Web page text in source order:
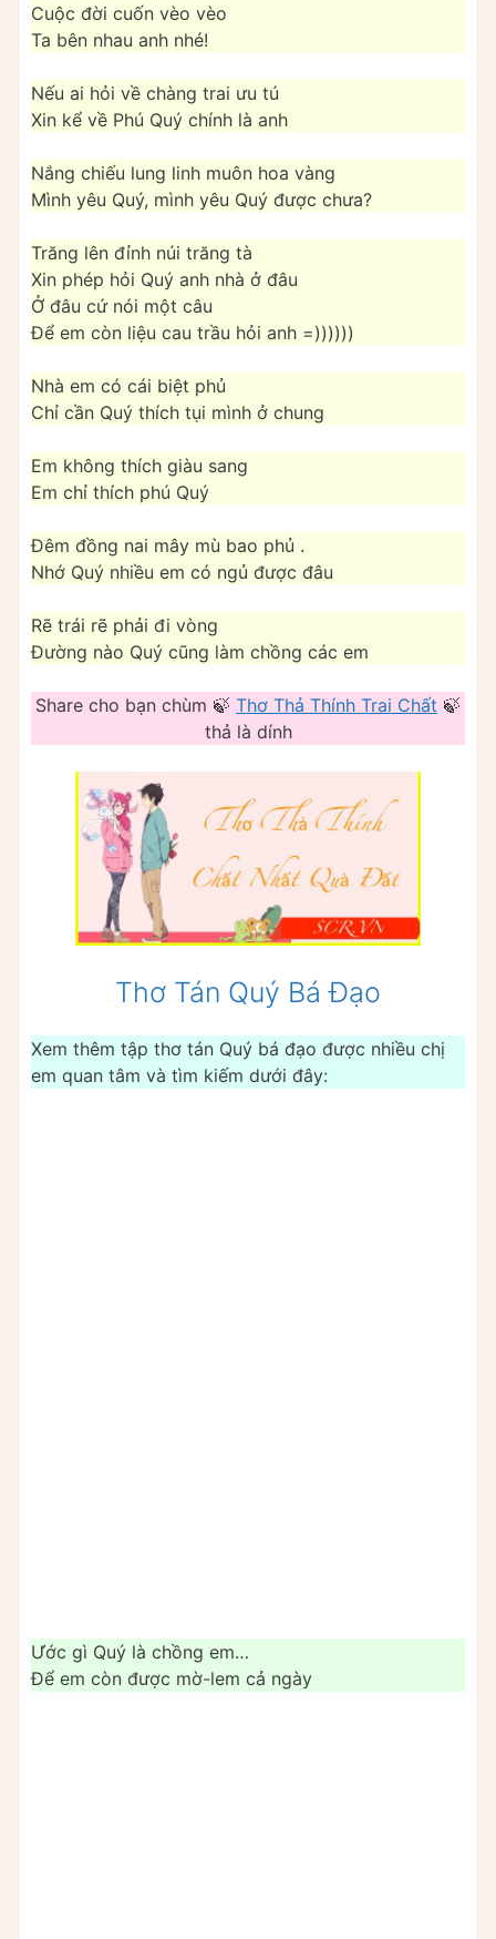
Cuộc đời cuốn vèo vèo
Ta bên nhau anh nhé!
Nếu ai hỏi về chàng trai ưu tú
Xin kể về Phú Quý chính là anh
Nắng chiếu lung linh muôn hoa vàng
Mình yêu Quý, mình yêu Quý được chưa?
Trăng lên đỉnh núi trăng tà
Xin phép hỏi Quý anh nhà ở đâu
Ở đâu cứ nói một câu
Để em còn liệu cau trầu hỏi anh =))))))
Nhà em có cái biệt phủ
Chỉ cần Quý thích tụi mình ở chung
Em không thích giàu sang
Em chỉ thích phú Quý
Đêm đồng nai mây mù bao phủ .
Nhớ Quý nhiều em có ngủ được đâu
Rẽ trái rẽ phải đi vòng
Đường nào Quý cũng làm chồng các em
Share cho bạn chùm 🍃 Thơ Thả Thính Trai Chất 🍃
thả là dính
Thơ Tán Quý Bá Đạo
Xem thêm tập thơ tán Quý bá đạo được nhiều chị
em quan tâm và tìm kiếm dưới đây:
Ước gì Quý là chồng em…
Để em còn được mờ-lem cả ngày